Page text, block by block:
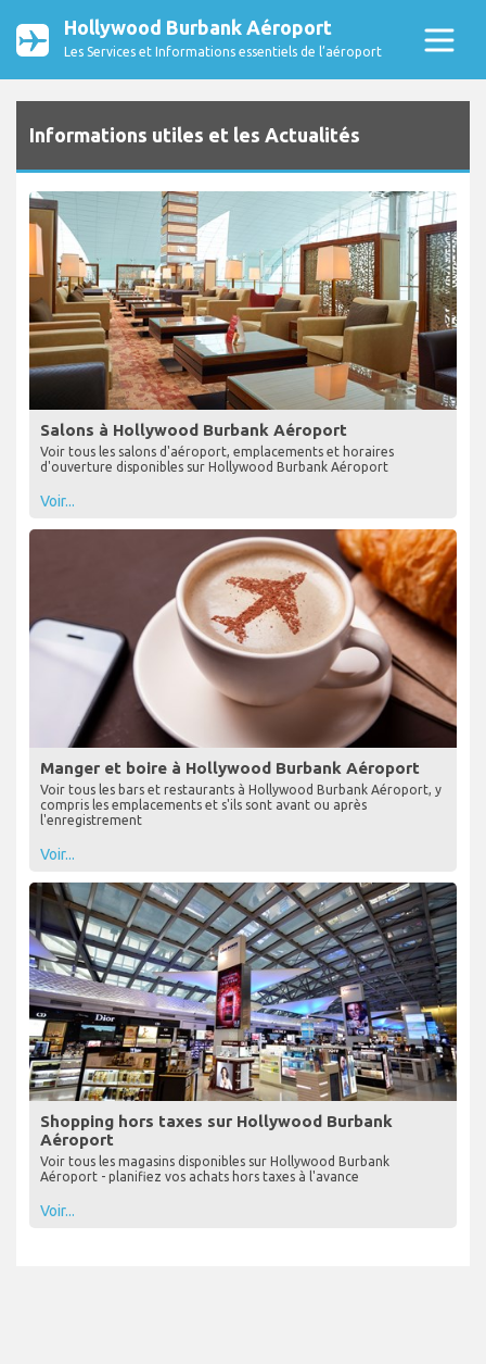
Hollywood Burbank Aéroport
Les Services et Informations essentiels de l’aéroport
Informations utiles et les Actualités
Salons à Hollywood Burbank Aéroport
Voir tous les salons d'aéroport, emplacements et horaires
d'ouverture disponibles sur Hollywood Burbank Aéroport
Voir...
Manger et boire à Hollywood Burbank Aéroport
Voir tous les bars et restaurants à Hollywood Burbank Aéroport, y
compris les emplacements et s'ils sont avant ou après
l'enregistrement
Voir...
Shopping hors taxes sur Hollywood Burbank
Aéroport
Voir tous les magasins disponibles sur Hollywood Burbank
Aéroport - planifiez vos achats hors taxes à l'avance
Voir...